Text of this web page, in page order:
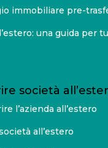
immobiliare pre-
una guida per
società
l’azienda all’estero
all’estero